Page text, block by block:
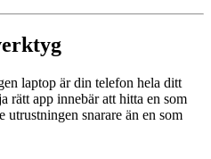
laptop är din telefon hela ditt
rätt app innebär att hitta en som
utrustningen snarare än en som